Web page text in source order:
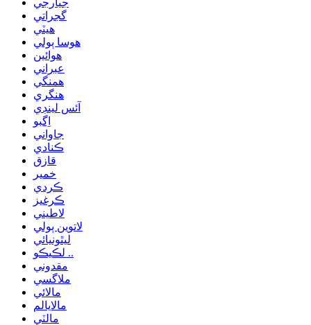
گجراتي
هيٽي
هوسا ٻولي
هوائين
عبراني
همنگي
هنگري
آئس لينڊي
اِگبو
جاواني
ڪنادي
قازق
خمير
ڪردي
ڪرغيز
لاطيني
لاتوين ٻولي
ليٿونيائي
لڪيڪو ..
مقدوني
ملاگسي
مالائي
مالايالم
مالٽي